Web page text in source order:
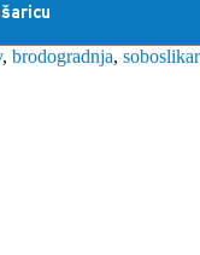
, brodogradnja,